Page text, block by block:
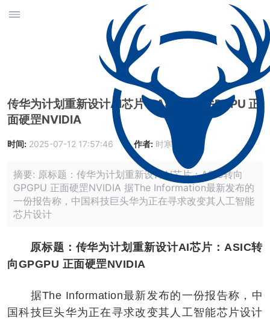
传华为计划重新设计AI芯片：ASIC转向GPGPU 正
面硬罡NVIDIA
时间: 2025-07-12 17:57:46 作者: 时寒峰
摘要: 原标题：传华为计划重新设计AI芯片：ASIC转向
GPGPU 正面硬罡NVIDIA 据The Information最新发布的
一份报告称，中国科技巨头华为正在寻求改变其人工智能
芯片设计
原标题：传华为计划重新设计AI芯片：ASIC转
向GPGPU 正面硬罡NVIDIA
据The Information最新发布的一份报告称，中
国科技巨头华为正在寻求改变其人工智能芯片设计